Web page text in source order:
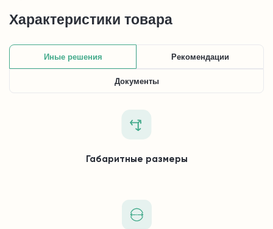
Характеристики товара
Иные решения Рекомендации
Документы
Габаритные размеры